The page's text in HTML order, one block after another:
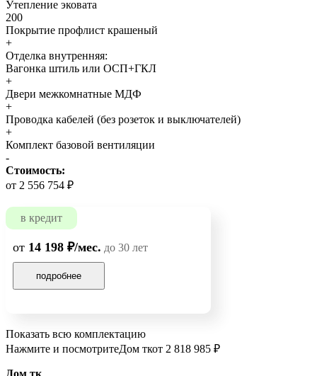
Утепление эковата
200
Покрытие профлист крашеный
+
Отделка внутренняя:
Вагонка штиль или ОСП+ГКЛ
+
Двери межкомнатные МДФ
+
Проводка кабелей (без розеток и выключателей)
+
Комплект базовой вентиляции
-
Стоимость:
от 2 556 754 ₽
в кредит
от 14 198 ₽/мес. до 30 лет
подробнее
Показать всю комплектацию
Нажмите и посмотритеДом ткот 2 818 985 ₽